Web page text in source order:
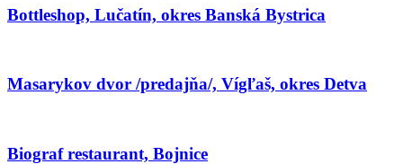
Bottleshop, Lučatín, okres Banská Bystrica
Masarykov dvor /predajňa/, Vígľaš, okres Detva
Biograf restaurant, Bojnice